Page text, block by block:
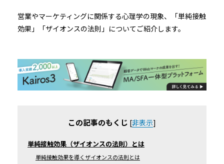
営業やマーケティングに関係する心理学の現象、「単純接触
効果」「ザイオンスの法則」についてご紹介します。
この記事のもくじ [非表示]
単純接触効果（ザイオンスの法則）とは
単純接触効果を導くザイオンスの法則とは